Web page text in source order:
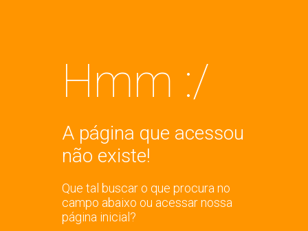
Hmm :/
A página que acessou
não existe!
Que tal buscar o que procura no
campo abaixo ou acessar nossa
página inicial?